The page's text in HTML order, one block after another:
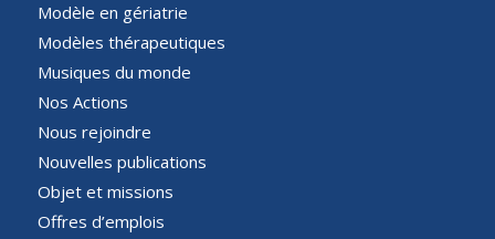
Modèle en gériatrie
Modèles thérapeutiques
Musiques du monde
Nos Actions
Nous rejoindre
Nouvelles publications
Objet et missions
Offres d’emplois